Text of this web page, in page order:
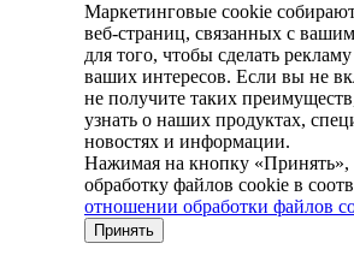
Маркетинговые cookie
веб-страниц, связанных с
для того, чтобы сделать
ваших интересов. Если вы не
не получите таких
узнать о наших продуктах,
новостях и информации.
Нажимая на кнопку «Принять»,
обработку файлов cookie в
отношении обработки файлов
Принять